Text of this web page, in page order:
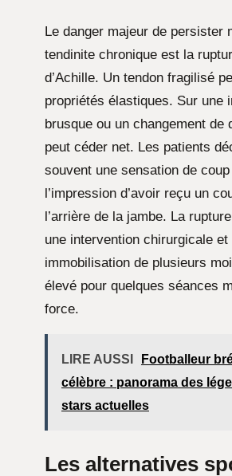
Le danger majeur de persister
tendinite chronique est la
d’Achille. Un tendon fragilisé
propriétés élastiques. Sur une
brusque ou un changement de
peut céder net. Les patients
souvent une sensation de
l’impression d’avoir reçu un
l’arrière de la jambe. La
une intervention chirurgicale et
immobilisation de plusieurs
élevé pour quelques séances
force.
LIRE AUSSI
Footballeur
célèbre : panorama des
stars actuelles
Les alternatives